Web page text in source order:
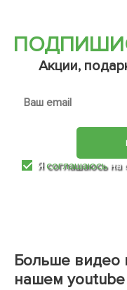
Акции,
Ясоглашаюсьна
Больше видео
нашем